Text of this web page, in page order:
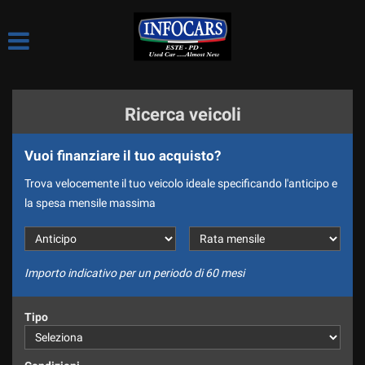
LE NOSTRE SEDI
COME LAVORIAMO
CI PRESENTIAMO
DIVISIONE NOLEGGIO
DICONO DI NOI
Ricerca veicoli
Vuoi finanziare il tuo acquisto?
Trova velocemente il tuo veicolo ideale specificando l'anticipo e
la spesa mensile massima
Importo indicativo per un periodo di 60 mesi
Tipo
tue
consenso
pannello
consente
di
esprimere
preferenze
alle
tecnologie